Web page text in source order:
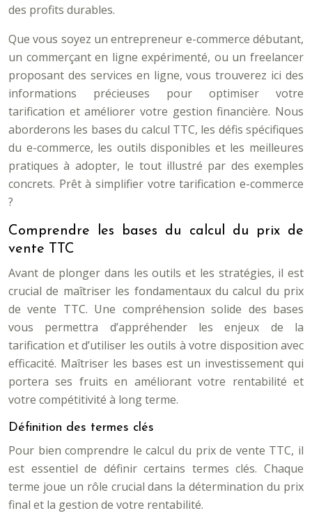
des profits durables.
Que vous soyez un entrepreneur e-commerce débutant,
un commerçant en ligne expérimenté, ou un freelancer
proposant des services en ligne, vous trouverez ici des
informations précieuses pour optimiser votre
tarification et améliorer votre gestion financière. Nous
aborderons les bases du calcul TTC, les défis spécifiques
du e-commerce, les outils disponibles et les meilleures
pratiques à adopter, le tout illustré par des exemples
concrets. Prêt à simplifier votre tarification e-commerce
?
Comprendre les bases du calcul du prix de
vente TTC
Avant de plonger dans les outils et les stratégies, il est
crucial de maîtriser les fondamentaux du calcul du prix
de vente TTC. Une compréhension solide des bases
vous permettra d’appréhender les enjeux de la
tarification et d’utiliser les outils à votre disposition avec
efficacité. Maîtriser les bases est un investissement qui
portera ses fruits en améliorant votre rentabilité et
votre compétitivité à long terme.
Définition des termes clés
Pour bien comprendre le calcul du prix de vente TTC, il
est essentiel de définir certains termes clés. Chaque
terme joue un rôle crucial dans la détermination du prix
final et la gestion de votre rentabilité.